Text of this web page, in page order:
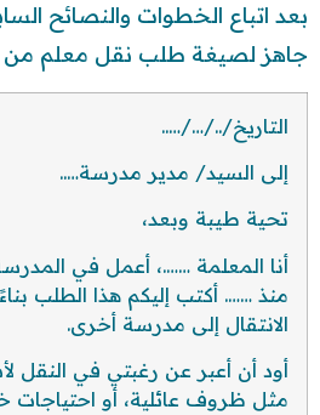
بعد اتباع الخطوات والنصائح
جاهز لصيغة طلب نقل معلم
التاريخ/../…/…..
إلى السيد/ مدير مدرسة…..
تحية طيبة وبعد،
أنا المعلمة …….، أعمل في
منذ ……. أكتب إليكم هذا الطلب
الانتقال إلى مدرسة أخرى.
أود أن أعبر عن رغبتي في النقل
مثل ظروف عائلية، أو احتياجات